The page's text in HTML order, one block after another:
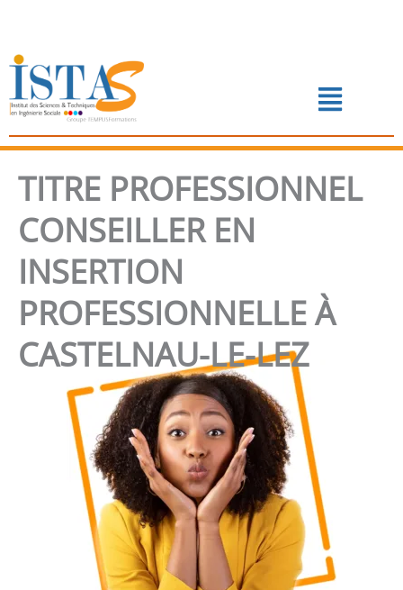
contenu
Menu
📅 PRENDRE RENDEZ-VOUS
TITRE PROFESSIONNEL
CONSEILLER EN
INSERTION
PROFESSIONNELLE À
CASTELNAU-LE-LEZ